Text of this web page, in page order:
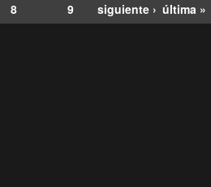
8 9 siguiente › última »